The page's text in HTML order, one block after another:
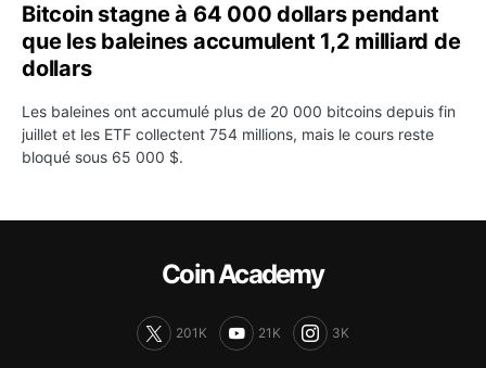
Bitcoin stagne à 64 000 dollars pendant
que les baleines accumulent 1,2 milliard de
dollars
Les baleines ont accumulé plus de 20 000 bitcoins depuis fin
juillet et les ETF collectent 754 millions, mais le cours reste
bloqué sous 65 000 $.
Coin Academy
201K 21K 3K